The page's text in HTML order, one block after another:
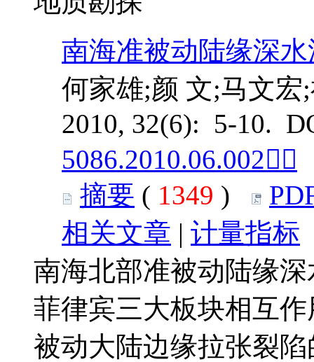
南海准被动陆缘深
何家雄;颜 文;马文宏
2010, 32(6): 5-10.
5086.2010.06.002
摘要 ( 1349 )
相关文章 | 计量指标
南海北部准被动陆缘
菲律宾三大板块相互
被动大陆边缘拉张裂